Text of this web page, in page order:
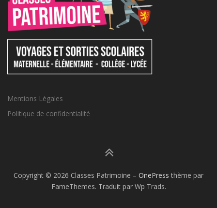
Mentions Légales
Politique de confidentialité
Copyright © 2026 Classes Patrimoine – OnePress thème par
FameThemes. Traduit par Wp Trads.